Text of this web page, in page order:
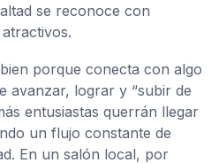
se reconoce con
porque conecta con algo
avanzar, lograr y “subir de
entusiastas querrán llegar
un flujo constante de
En un salón local, por